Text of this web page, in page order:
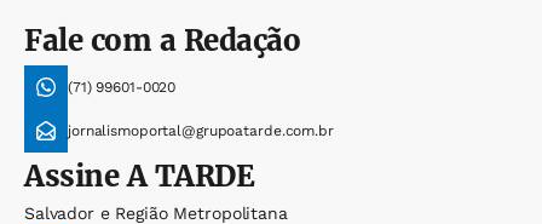
Fale com a Redação
(71) 99601-0020
jornalismoportal@grupoatarde.com.br
AssineA TARDE
Salvador e Região Metropolitana